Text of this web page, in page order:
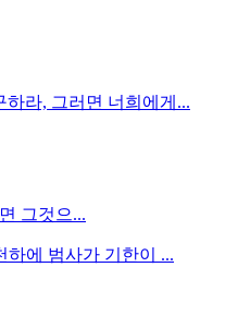
하라, 그러면 너희에게...
그것으...
하에 범사가 기한이 ...